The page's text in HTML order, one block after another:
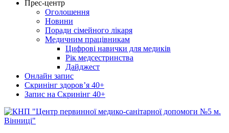
Прес-центр
Оголошення
Новини
Поради сімейного лікаря
Медичним працівникам
Цифрові навички для медиків
Рік медсестринства
Дайджест
Онлайн запис
Скринінг здоров’я 40+
Запис на Скринінг 40+